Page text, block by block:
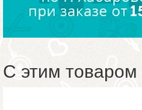
С этим товаром